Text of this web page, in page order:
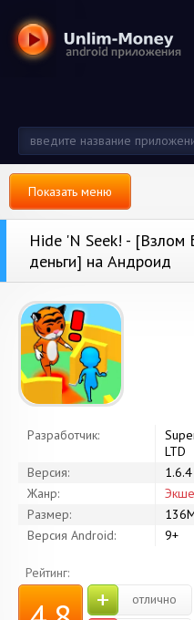
Показать меню
Hide 'N Seek! - [Взлом
деньги] на Андроид
Разработчик:
LTD
Версия:
1.6.4
Жанр:
Размер:
Версия Android:
9+
Рейтинг:
+ отлично